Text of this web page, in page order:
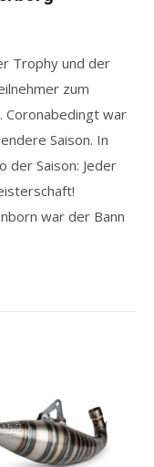
Trophy und der
zum
Coronabedingt war
Saison. In
der Saison: Jeder
war der Bann